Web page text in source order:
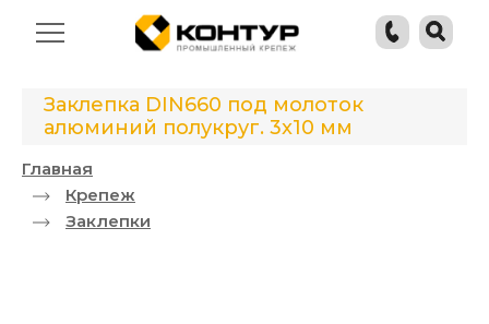
Заклепка DIN660 под молоток
алюминий полукруг. 3x10 мм
Главная
Крепеж
Заклепки